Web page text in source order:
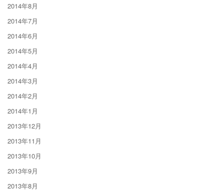
2014年8月
2014年7月
2014年6月
2014年5月
2014年4月
2014年3月
2014年2月
2014年1月
2013年12月
2013年11月
2013年10月
2013年9月
2013年8月